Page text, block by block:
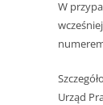
W
Urząd